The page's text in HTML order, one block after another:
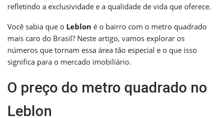
refletindo a exclusividade e a qualidade de vida que oferece.
Você sabia que o Leblon é o bairro com o metro quadrado
mais caro do Brasil? Neste artigo, vamos explorar os
números que tornam essa área tão especial e o que isso
significa para o mercado imobiliário.
O preço do metro quadrado no
Leblon